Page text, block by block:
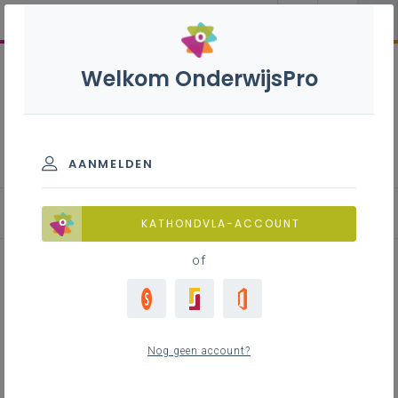
Goedkeuring van een intern reglement
keuren of aan te passen
Welkom OnderwijsPro
AANMELDEN
KATHONDVLA-ACCOUNT
of
Nog geen account?